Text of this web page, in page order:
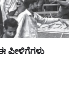
ಪೀಳಿಗೆಗಳು